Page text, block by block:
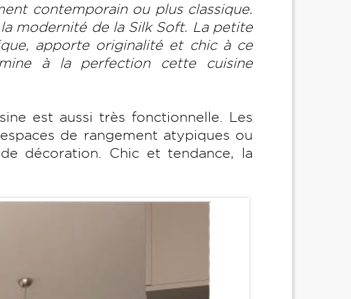
contemporain ou plus classique.
modernité de la Silk Soft. La petite
apporte originalité et chic à ce
à la perfection cette cuisine
est aussi très fonctionnelle. Les
de rangement atypiques ou
décoration. Chic et tendance, la